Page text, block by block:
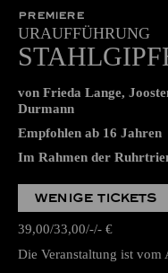
PREMIERE
URAUFFÜHRUNG
von Frieda Lange,
Durmann
Empfohlen ab 16 Jahren
Im Rahmen der
WENIGE TICKETS
39,00 33,00 - - €
Die Veranstaltung ist vom